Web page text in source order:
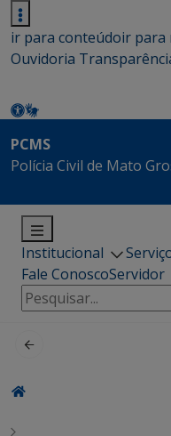
ir para conteúdoir para
Ouvidoria
PCMS
Polícia Civil de Mato
Institucional
Fale ConoscoServidor
Pesquisar
por: